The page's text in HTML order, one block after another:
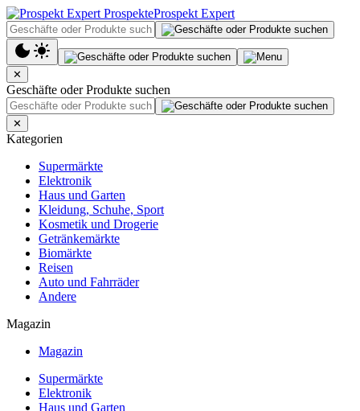
Prospekt Expert
✕
Geschäfte oder Produkte suchen
✕
Kategorien
Supermärkte
Elektronik
Haus und Garten
Kleidung, Schuhe, Sport
Kosmetik und Drogerie
Getränkemärkte
Biomärkte
Reisen
Auto und Fahrräder
Andere
Magazin
Magazin
Supermärkte
Elektronik
Haus und Garten